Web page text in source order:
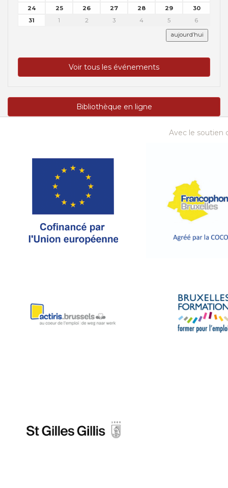
24
25 26 27 28 29
30
31
1 2 3 4 5 6
aujourd’hui
Voir tous les événements
Bibliothèque en ligne
Avec le soutien